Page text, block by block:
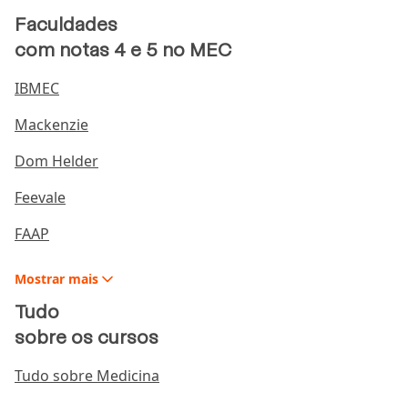
Faculdades
com notas 4 e 5 no MEC
IBMEC
Mackenzie
Dom Helder
Feevale
FAAP
Mostrar mais
Tudo
sobre os cursos
Tudo sobre Medicina